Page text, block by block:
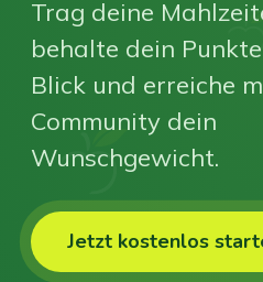
Trag deine
behalte dein
Blick und erreiche
Community dein
Wunschgewicht.
Jetzt kostenlos